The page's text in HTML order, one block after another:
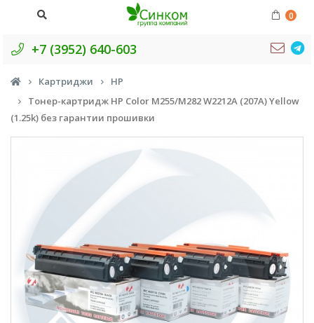
0
+7 (3952) 640-603
Картриджи
HP
Тонер-картридж HP Color M255/M282 W2212A (207A) Yellow
(1.25k) без гарантии прошивки